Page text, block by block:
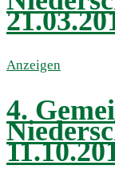
Anzeigen
4.